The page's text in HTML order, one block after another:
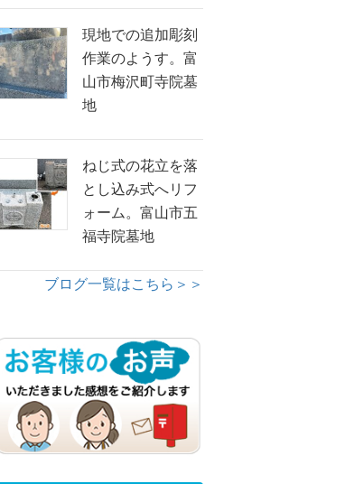
現地での追加彫刻
作業のようす。富
山市梅沢町寺院墓
地
ねじ式の花立を落
とし込み式へリフ
ォーム。富山市五
福寺院墓地
ブログ一覧はこちら＞＞